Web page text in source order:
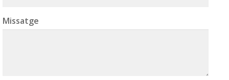
Missatge